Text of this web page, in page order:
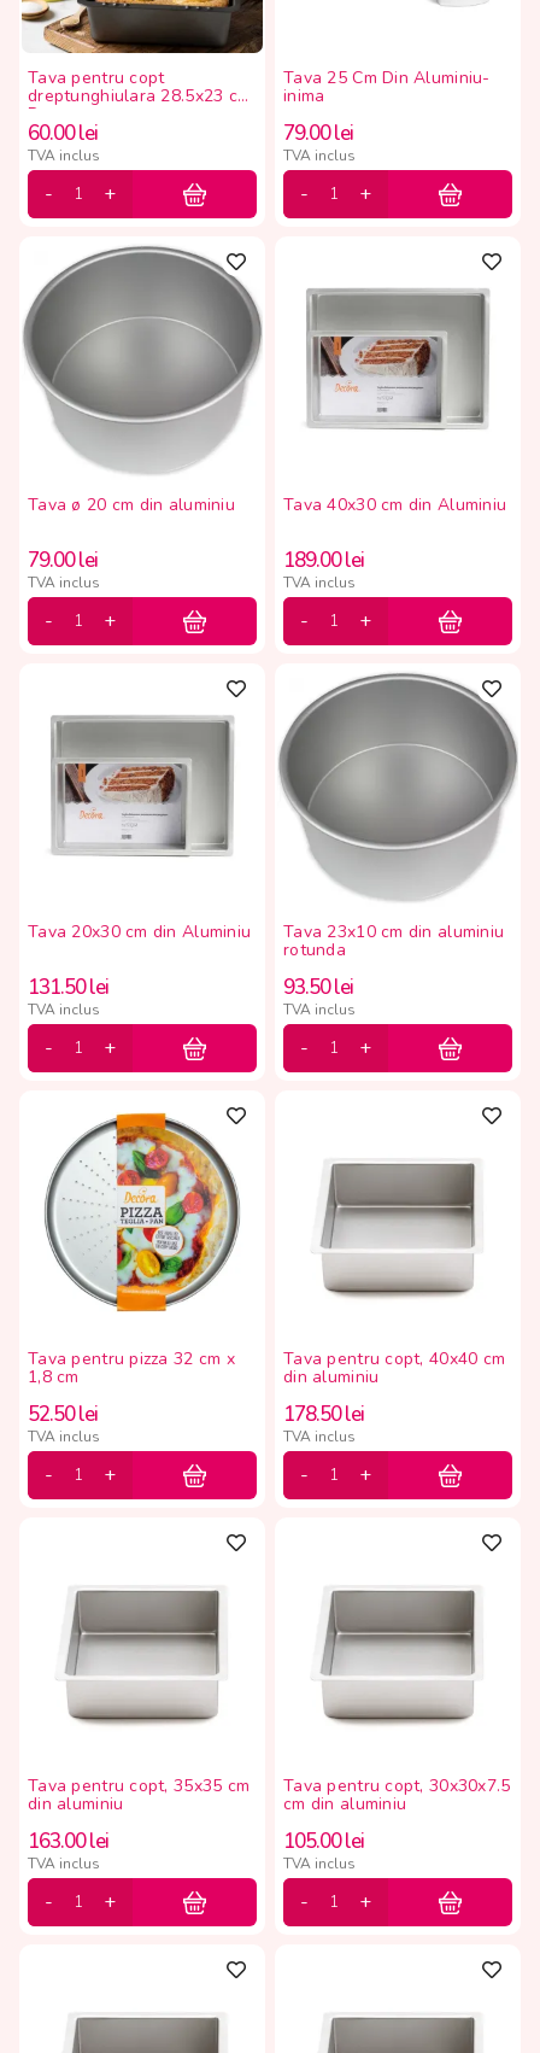
Tava pentru copt
dreptunghiulara 28.5x23 cm,
Decora
60.00lei
TVA inclus
Tava 25 Cm Din Aluminiu-
inima
79.00lei
TVA inclus
Tava ø 20 cm din aluminiu
79.00lei
TVA inclus
Tava 40x30 cm din Aluminiu
189.00lei
TVA inclus
Tava 20x30 cm din Aluminiu
131.50lei
TVA inclus
Tava 23x10 cm din aluminiu
rotunda
93.50lei
TVA inclus
Tava pentru pizza 32 cm x
1,8 cm
52.50lei
TVA inclus
Tava pentru copt, 40x40 cm
din aluminiu
178.50lei
TVA inclus
Tava pentru copt, 35x35 cm
din aluminiu
163.00lei
TVA inclus
Tava pentru copt, 30x30x7.5
cm din aluminiu
105.00lei
TVA inclus